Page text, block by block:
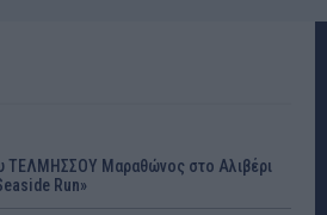
ΤΕΛΜΗΣΣΟΥ Μαραθώνος στο Αλιβέρι
Run»